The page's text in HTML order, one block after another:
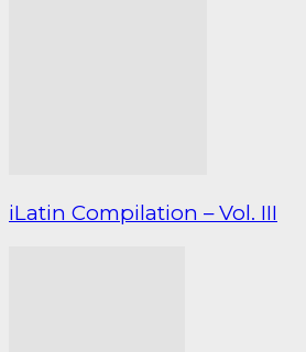
iLatin Compilation – Vol. III